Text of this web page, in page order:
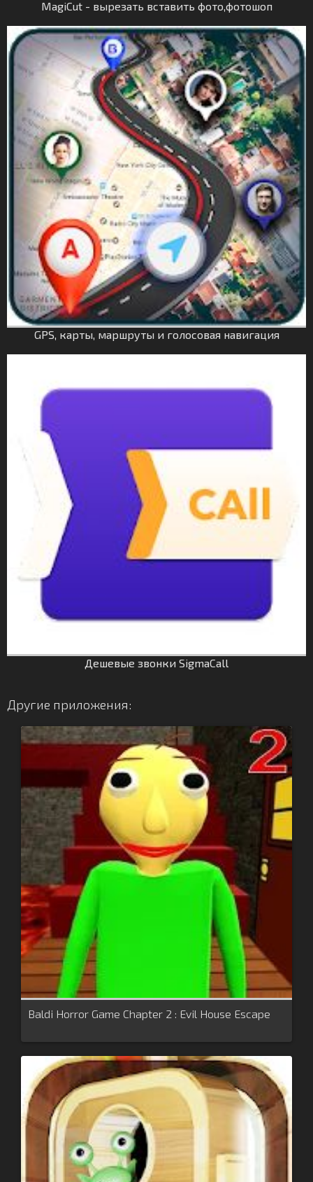
MagiCut - вырезать вставить фото,фотошоп
GPS, карты, маршруты и голосовая навигация
Дешевые звонки SigmaCall
Другие приложения:
Baldi Horror Game Chapter 2 : Evil House Escape